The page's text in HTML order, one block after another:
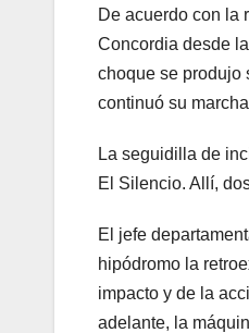
De acuerdo con la
Concordia desde
choque se produjo
continuó su
La seguidilla de
El Silencio. Allí,
El jefe
hipódromo la
impacto y de la
adelante, la